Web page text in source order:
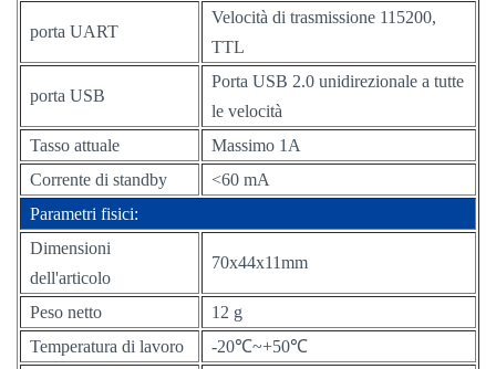
porta UART
Velocità di trasmissione 115200,
TTL
porta USB
Porta USB 2.0 unidirezionale a tutte
le velocità
Tasso attuale
Massimo 1A
Corrente di standby
<60 mA
Parametri fisici:
Dimensioni
dell'articolo
70x44x11mm
Peso netto
12 g
Temperatura di lavoro
-20℃~+50℃